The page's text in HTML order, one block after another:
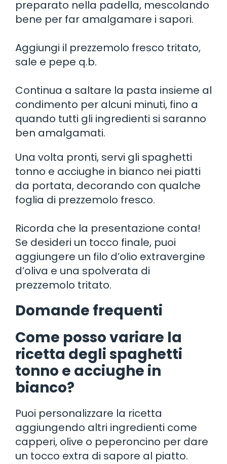
preparato nella padella, mescolando
bene per far amalgamare i sapori.
Aggiungi il prezzemolo fresco tritato,
sale e pepe q.b.
Continua a saltare la pasta insieme al
condimento per alcuni minuti, fino a
quando tutti gli ingredienti si saranno
ben amalgamati.
Una volta pronti, servi gli spaghetti
tonno e acciughe in bianco nei piatti
da portata, decorando con qualche
foglia di prezzemolo fresco.
Ricorda che la presentazione conta!
Se desideri un tocco finale, puoi
aggiungere un filo d’olio extravergine
d’oliva e una spolverata di
prezzemolo tritato.
Domande frequenti
Come posso variare la
ricetta degli spaghetti
tonno e acciughe in
bianco?
Puoi personalizzare la ricetta
aggiungendo altri ingredienti come
capperi, olive o peperoncino per dare
un tocco extra di sapore al piatto.